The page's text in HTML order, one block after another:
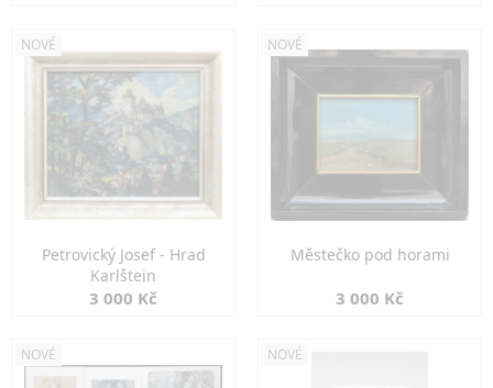
NOVÉ
Petrovický Josef - Hrad
Karlštejn
3 000 Kč
NOVÉ
Městečko pod horami
3 000 Kč
NOVÉ NOVÉ